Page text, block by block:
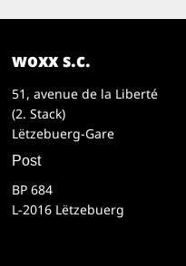
woxx s.c.
51, avenue de la Liberté
(2. Stack)
Lëtzebuerg-Gare
Post
BP 684
L-2016 Lëtzebuerg